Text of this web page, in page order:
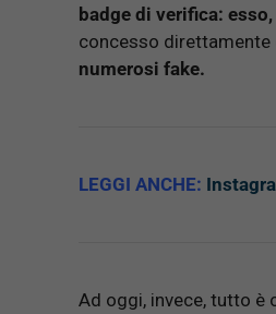
badge di verifica:
concesso
numerosi fake.
LEGGI ANCHE:
Ad oggi, invece, tutto è